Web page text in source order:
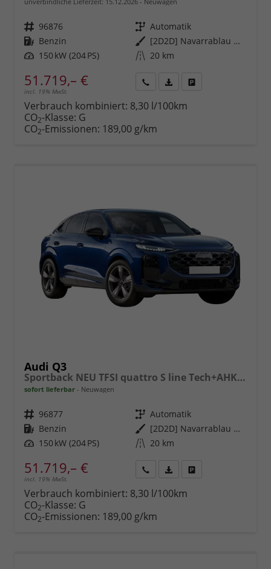
Fahrzeugnr. 96876 Getriebe Automatik
Kraftstoff Benzin Außenfarbe
[2D2D] Navarrablau Metallic
Leistung 150 kW (204 PS) Kilometerstand 20 km
51.719,– €
incl. 19% MwSt.
anfordern
Datei,
Verbrauch kombiniert: 8,30 l/100km
CO2-Klasse: G
CO2-Emissionen: 189,00 g/km
Audi Q3
Sportback NEU TFSI quattro S line Tech+AHK+Alu19+LEDplus+KlimaPlus+ExtSchwarz
sofort lieferbar Neuwagen
Fahrzeugnr. 96877 Getriebe Automatik
Kraftstoff Benzin Außenfarbe
[2D2D] Navarrablau Metallic
Leistung 150 kW (204 PS) Kilometerstand 20 km
51.719,– €
incl. 19% MwSt.
anfordern
Datei,
Verbrauch kombiniert: 8,30 l/100km
CO2-Klasse: G
CO2-Emissionen: 189,00 g/km